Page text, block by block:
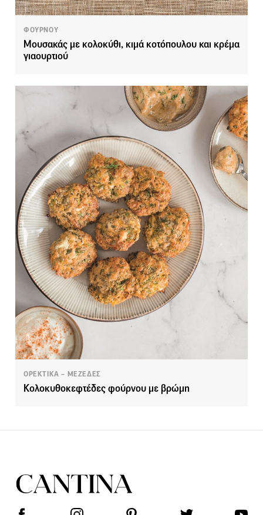
ΦΟΥΡΝΟΥ
Μουσακάς με κολοκύθι, κιμά κοτόπουλου και κρέμα
γιαουρτιού
ΟΡΕΚΤΙΚΑ – ΜΕΖΕΔΕΣ
Κολοκυθοκεφτέδες φούρνου με βρώμη